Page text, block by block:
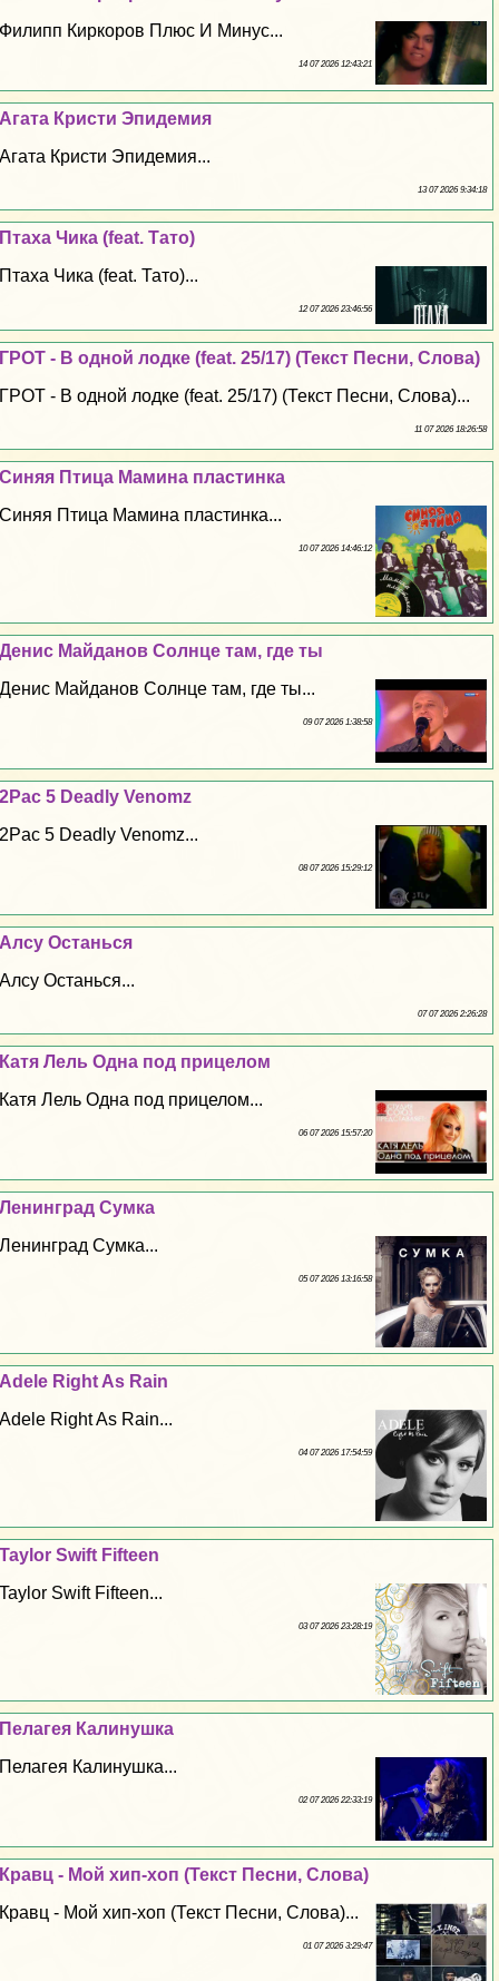
Филипп Киркоров Плюс И Минус...
14 07 2026 12:43:21
Агата Кристи Эпидемия
Агата Кристи Эпидемия...
13 07 2026 9:34:18
Птаха Чика (feat. Тато)
Птаха Чика (feat. Тато)...
12 07 2026 23:46:56
ГРОТ - В одной лодке (feat. 25/17) (Текст Песни, Слова)
ГРОТ - В одной лодке (feat. 25/17) (Текст Песни, Слова)...
11 07 2026 18:26:58
Синяя Птица Мамина пластинка
Синяя Птица Мамина пластинка...
10 07 2026 14:46:12
Денис Майданов Солнце там, где ты
Денис Майданов Солнце там, где ты...
09 07 2026 1:38:58
2Pac 5 Deadly Venomz
2Pac 5 Deadly Venomz...
08 07 2026 15:29:12
Алсу Останься
Алсу Останься...
07 07 2026 2:26:28
Катя Лель Одна под прицелом
Катя Лель Одна под прицелом...
06 07 2026 15:57:20
Ленинград Сумка
Ленинград Сумка...
05 07 2026 13:16:58
Adele Right As Rain
Adele Right As Rain...
04 07 2026 17:54:59
Taylor Swift Fifteen
Taylor Swift Fifteen...
03 07 2026 23:28:19
Пелагея Калинушка
Пелагея Калинушка...
02 07 2026 22:33:19
Кравц - Мой хип-хоп (Текст Песни, Слова)
Кравц - Мой хип-хоп (Текст Песни, Слова)...
01 07 2026 3:29:47